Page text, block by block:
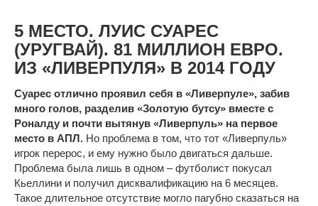
5 МЕСТО. ЛУИС СУАРЕС
(УРУГВАЙ). 81 МИЛЛИОН ЕВРО.
ИЗ «ЛИВЕРПУЛЯ» В 2014 ГОДУ
Суарес отлично проявил себя в «Ливерпуле», забив
много голов, разделив «Золотую бутсу» вместе с
Роналду и почти вытянув «Ливерпуль» на первое
место в АПЛ. Но проблема в том, что тот «Ливерпуль»
игрок перерос, и ему нужно было двигаться дальше.
Проблема была лишь в одном – футболист покусал
Кьеллини и получил дисквалификацию на 6 месяцев.
Такое длительное отсутствие могло пагубно сказаться на